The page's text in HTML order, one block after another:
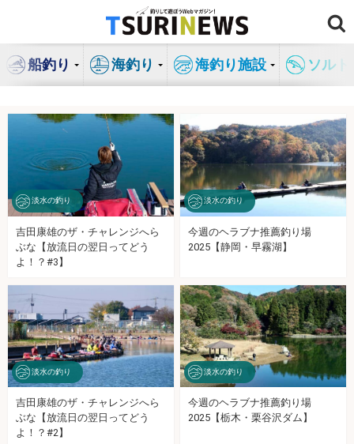
ン
船釣り 海釣り 海釣り施設 ソル
淡水の釣り
吉田康雄のザ・チャレンジへら
ぶな【放流日の翌日ってどう
よ！？#3】
淡水の釣り
今週のヘラブナ推薦釣り場
2025【静岡・早霧湖】
淡水の釣り
吉田康雄のザ・チャレンジへら
ぶな【放流日の翌日ってどう
よ！？#2】
淡水の釣り
今週のヘラブナ推薦釣り場
2025【栃木・栗谷沢ダム】